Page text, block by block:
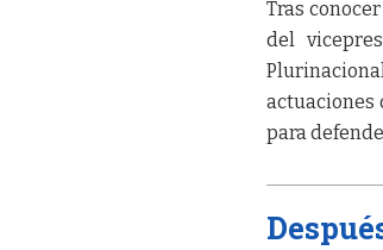
Tras
del
actuaciones
para